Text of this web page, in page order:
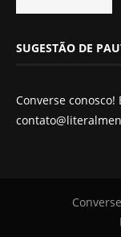
SUGESTÃO DE
Converse